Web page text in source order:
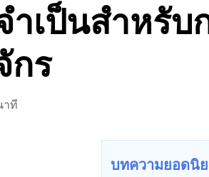
ำเป็นสำหรับ
กร
าที
บทความยอดนิ